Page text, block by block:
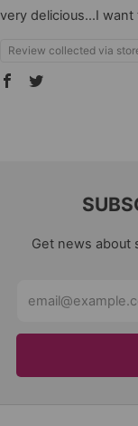
very delicious...I want
Review collected via
Get news about